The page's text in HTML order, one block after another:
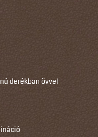
derékban övvel